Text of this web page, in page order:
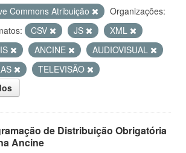
Commons Atribuição
Organizações:
CSV JS
XML
ANCINE
AUDIOVISUAL
TELEVISÃO
de Distribuição Obrigatória
Ancine